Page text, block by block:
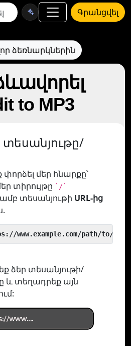
Գրանցվել
ձեռնարկներին
to MP3
մեր հնարքը՝
տիրույթը `/`
տեսանյութի URL-ից
www.example.com/path/to/
ձեր տեսանյութի/
ը և տեղադրեք այն